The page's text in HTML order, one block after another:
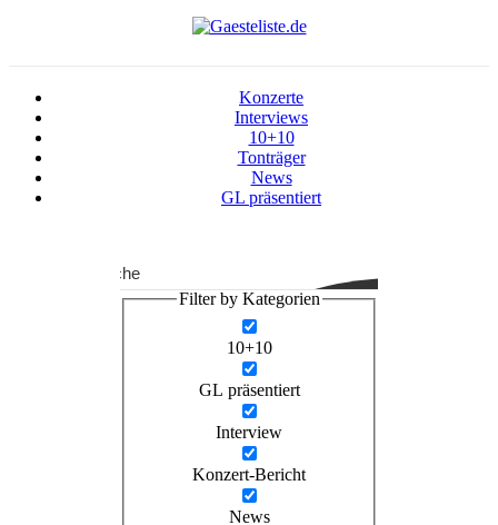
Konzerte
Interviews
10+10
Tonträger
News
GL präsentiert
Suche
Filter by Kategorien
10+10
GL präsentiert
Interview
Konzert-Bericht
News